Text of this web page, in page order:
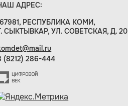
АДРЕС:
РЕСПУБЛИКА КОМИ,
СЫКТЫВКАР, УЛ. СОВЕТСКАЯ, Д. 20
(8212) 286-444